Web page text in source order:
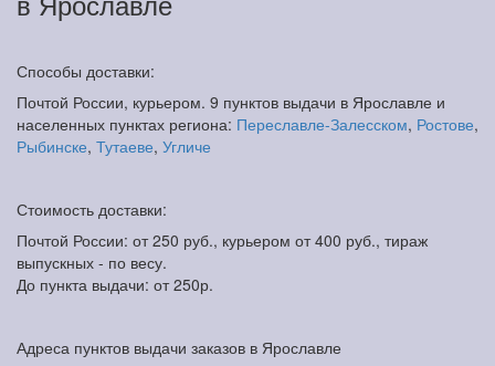
Способы доставки:
Почтой России, курьером. 9 пунктов выдачи в Ярославле и
населенных пунктах региона: Переславле-Залесском, Ростове,
Рыбинске, Тутаеве, Угличе
Стоимость доставки:
Почтой России: от 250 руб., курьером от 400 руб., тираж
выпускных - по весу.
До пункта выдачи: от 250р.
Адреса пунктов выдачи заказов в Ярославле